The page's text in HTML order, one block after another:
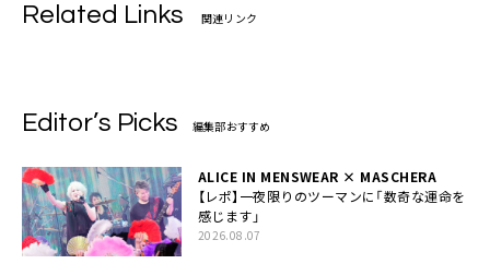
Related Links 関連リンク
Editor’s Picks 編集部おすすめ
ALICE IN MENSWEAR × MASCHERA
【レポ】一夜限りのツーマンに「数奇な運命を
感じます」
2026.08.07